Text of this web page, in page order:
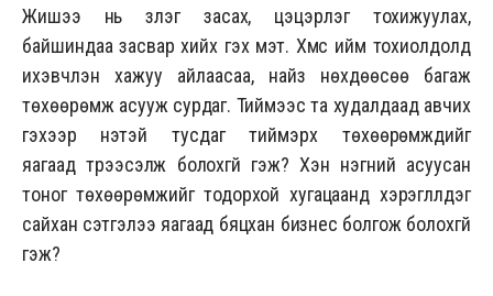
Жишээ нь зүлэг засах, цэцэрлэг тохижуулах,
байшиндаа засвар хийх гэх мэт. Хүмүүс ийм тохиолдолд
ихэвчлэн хажуу айлаасаа, найз нөхдөөсөө багаж
төхөөрөмж асууж сурдаг. Тиймээс та худалдаад авчих
гэхээр үнэтэй тусдаг тиймэрхүү төхөөрөмжүүдийг
яагаад түрээсэлж болохгүй гэж? Хэн нэгний асуусан
тоног төхөөрөмжийг тодорхой хугацаанд хэрэглүүлдэг
сайхан сэтгэлээ яагаад бяцхан бизнес болгож болохгүй
гэж?